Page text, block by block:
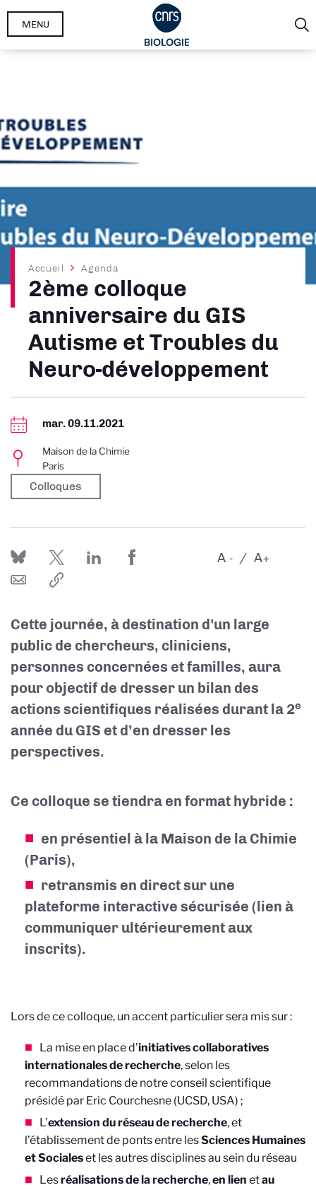
Aller
MENU
Fil
d'Ariane
Accueil Agenda
2ème colloque
anniversaire du GIS
Autisme et Troubles du
Neuro-développement
mar. 09.11.2021
Maison de la Chimie
Paris
Colloques
-
A +
A
Cette journée, à destination d'un large
public de chercheurs, cliniciens,
personnes concernées et familles, aura
pour objectif de dresser un bilan des
actions scientifiques réalisées durant la 2e
année du GIS et d’en dresser les
perspectives.
Ce colloque se tiendra en format hybride :
en présentiel à la Maison de la Chimie
(Paris),
retransmis en direct sur une
plateforme interactive sécurisée (lien à
communiquer ultérieurement aux
inscrits).
Lors de ce colloque, un accent particulier sera mis sur :
La mise en place d’initiatives collaboratives
internationales de recherche, selon les
recommandations de notre conseil scientifique
présidé par Eric Courchesne (UCSD, USA) ;
L’extension du réseau de recherche, et
l’établissement de ponts entre lesSciences Humaines
et Socialeset les autres disciplines au sein du réseau
Lesréalisations de la recherche,en lien etau